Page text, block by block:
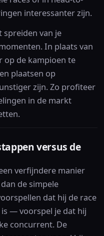
interessanter zijn.
spreiden van je
In plaats van
op de kampioen te
plaatsen op
zijn. Zo profiteer
in de markt
versus de
verfijndere manier
de simpele
dat hij de race
— voorspel je dat hij
concurrent. De